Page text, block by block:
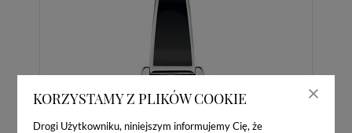
KORZYSTAMY Z PLIKÓW COOKIE
Drogi Użytkowniku, niniejszym informujemy Cię, że